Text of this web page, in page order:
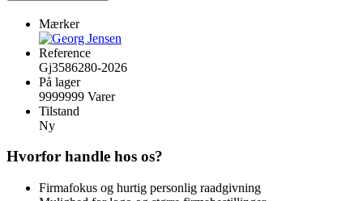
Mærker
Reference
Gj3586280-2026
På lager
9999999 Varer
Tilstand
Ny
Hvorfor handle hos os?
Firmafokus og hurtig personlig raadgivning